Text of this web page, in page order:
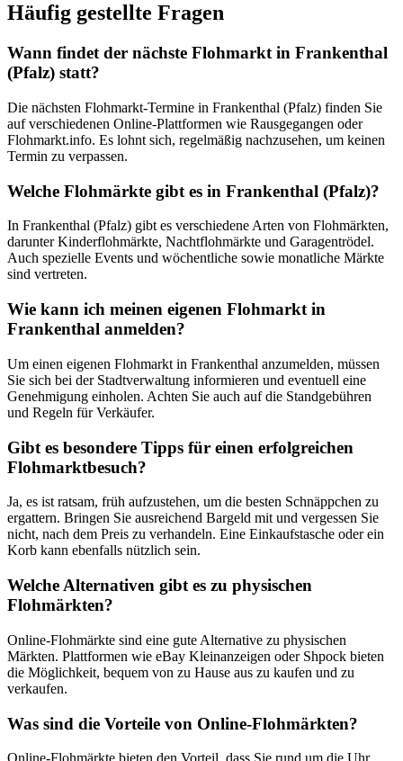
Häufig gestellte Fragen
Wann findet der nächste Flohmarkt in Frankenthal
(Pfalz) statt?
Die nächsten Flohmarkt-Termine in Frankenthal (Pfalz) finden Sie
auf verschiedenen Online-Plattformen wie Rausgegangen oder
Flohmarkt.info. Es lohnt sich, regelmäßig nachzusehen, um keinen
Termin zu verpassen.
Welche Flohmärkte gibt es in Frankenthal (Pfalz)?
In Frankenthal (Pfalz) gibt es verschiedene Arten von Flohmärkten,
darunter Kinderflohmärkte, Nachtflohmärkte und Garagentrödel.
Auch spezielle Events und wöchentliche sowie monatliche Märkte
sind vertreten.
Wie kann ich meinen eigenen Flohmarkt in
Frankenthal anmelden?
Um einen eigenen Flohmarkt in Frankenthal anzumelden, müssen
Sie sich bei der Stadtverwaltung informieren und eventuell eine
Genehmigung einholen. Achten Sie auch auf die Standgebühren
und Regeln für Verkäufer.
Gibt es besondere Tipps für einen erfolgreichen
Flohmarktbesuch?
Ja, es ist ratsam, früh aufzustehen, um die besten Schnäppchen zu
ergattern. Bringen Sie ausreichend Bargeld mit und vergessen Sie
nicht, nach dem Preis zu verhandeln. Eine Einkaufstasche oder ein
Korb kann ebenfalls nützlich sein.
Welche Alternativen gibt es zu physischen
Flohmärkten?
Online-Flohmärkte sind eine gute Alternative zu physischen
Märkten. Plattformen wie eBay Kleinanzeigen oder Shpock bieten
die Möglichkeit, bequem von zu Hause aus zu kaufen und zu
verkaufen.
Was sind die Vorteile von Online-Flohmärkten?